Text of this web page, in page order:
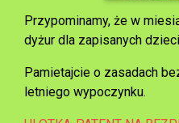
Przypominamy, że w
dyżur dla zapisanych
Pamietajcie o zasadach
letniego wypoczynku.